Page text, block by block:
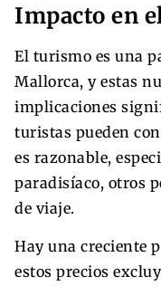
Impacto en
El turismo es una
Mallorca, y estas
implicaciones
turistas pueden
es razonable,
paradisíaco, otros
de viaje.
Hay una creciente
estos precios